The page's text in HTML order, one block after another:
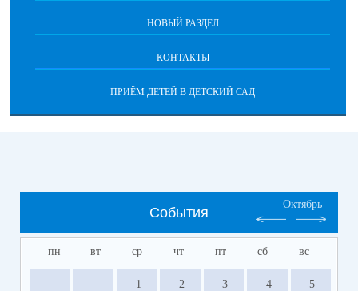
НОВЫЙ РАЗДЕЛ
КОНТАКТЫ
ПРИЁМ ДЕТЕЙ В ДЕТСКИЙ САД
События
Октябрь
пн вт ср чт пт сб вс
1 2 3 4 5